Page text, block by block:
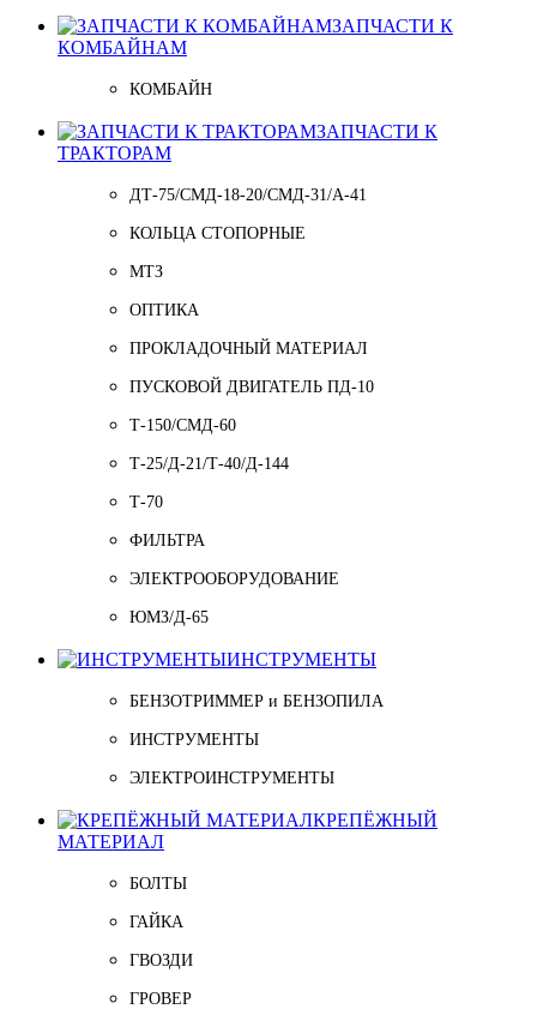
ЗАПЧАСТИ К
КОМБАЙНАМ
КОМБАЙН
ЗАПЧАСТИ К
ТРАКТОРАМ
ДТ-75/СМД-18-20/СМД-31/A-41
КОЛЬЦА СТОПОРНЫЕ
МТЗ
ОПТИКА
ПРОКЛАДОЧНЫЙ МАТЕРИАЛ
ПУСКОВОЙ ДВИГАТЕЛЬ ПД-10
Т-150/СМД-60
Т-25/Д-21/Т-40/Д-144
Т-70
ФИЛЬТРА
ЭЛЕКТРООБОРУДОВАНИЕ
ЮМЗ/Д-65
ИНСТРУМЕНТЫ
БЕНЗОТРИММЕР и БЕНЗОПИЛА
ИНСТРУМЕНТЫ
ЭЛЕКТРОИНСТРУМЕНТЫ
КРЕПЁЖНЫЙ
МАТЕРИАЛ
БОЛТЫ
ГАЙКА
ГВОЗДИ
ГРОВЕР